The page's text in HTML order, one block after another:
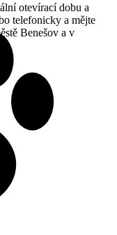
otevírací dobu a
telefonicky a mějte
Benešov a v